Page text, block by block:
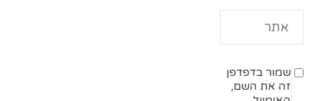
שמור בדפדפן
זה את השם,